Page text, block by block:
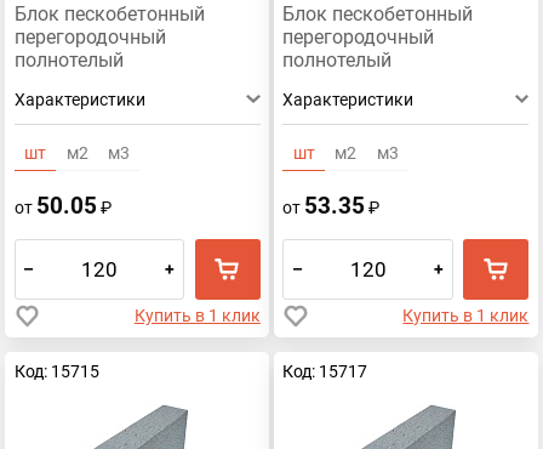
Блок пескобетонный
перегородочный
полнотелый
Характеристики
шт м2 м3
от 50.05 ₽
– +
Купить в 1 клик
Блок пескобетонный
перегородочный
полнотелый
Характеристики
шт м2 м3
от 53.35 ₽
– +
Купить в 1 клик
Код: 15715 Код: 15717